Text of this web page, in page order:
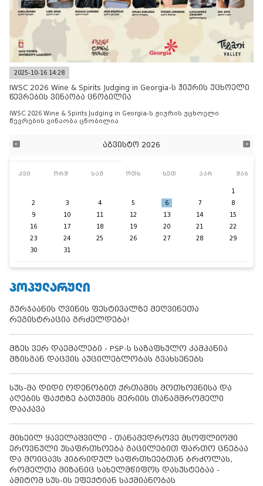
2025-10-16 14:28
IWSC 2026 Wine & Spirits Judging in Georgia-ს ჟიურის უცხოელი
წევრების ვინაობა ცნობილია
IWSC 2026 Wine & Spirits Judging in Georgia-ს ჟიურის უცხოელი
წევრების ვინაობა ცნობილია
აგვისტო 2026
კვი ორშ სამ ოთხ ხუთ პარ შაბ
1
2
3 4 5 6 7
8
9
10 11 12 13 14
15
16
17 18 19 20 21
22
23
24 25 26 27 28
29
30
31
ᲞᲝᲞᲣᲚᲐᲠᲣᲚᲘ
გურჯაანის ღვინის ფესტივალზე მეღვინეთა
რეგისტრაცია გრძელდება!
მზეს ვერ დაემალები - PSP-ს საზაფხულო კამპანია
მზისგან დაცვის აუცილებლობას გვახსენებს
სუს-მა დიდი ოდენობით ქრთამის მოთხოვნისა და
აღების ფაქტზე ბათუმის მერიის თანამშრომელი
დააკავა
მიხეილ ყაველაშვილი - თანამედროვე მსოფლიოში
ეროვნული უსაფრთხოება გაცილებით ფართო ცნებაა
და მოიცავს ჰიბრიდულ საფრთხეებთან ბრძოლას,
რომელთა მიზანიც სახელმწიფოს დასუსტებაა -
ამიტომ სუს-ის ეფექტიან საქმიანობას